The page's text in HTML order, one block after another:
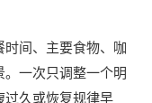
间、主要食物、咖
一次只调整一个明
过久或恢复规律早